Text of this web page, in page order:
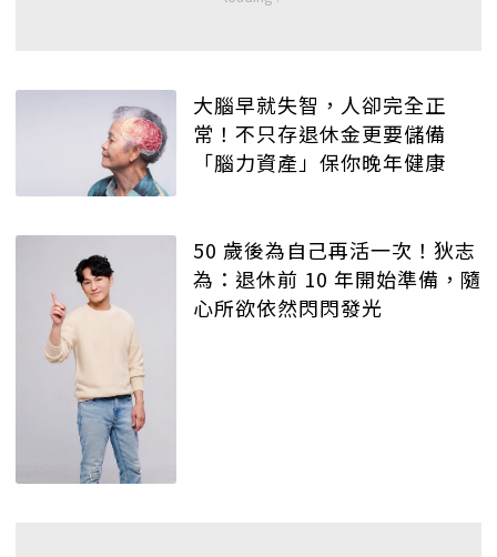
大腦早就失智，人卻完全正
常！不只存退休金更要儲備
「腦力資產」保你晚年健康
50 歲後為自己再活一次！狄志
為：退休前 10 年開始準備，隨
心所欲依然閃閃發光